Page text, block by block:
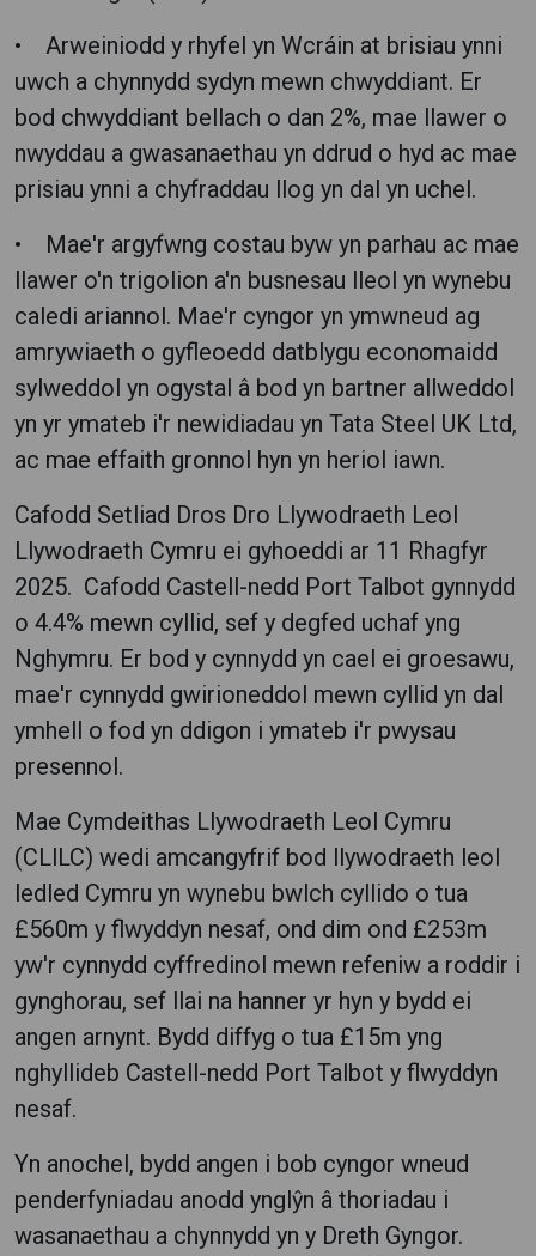
• Arweiniodd y rhyfel yn Wcráin at brisiau ynni
uwch a chynnydd sydyn mewn chwyddiant. Er
bod chwyddiant bellach o dan 2%, mae llawer o
nwyddau a gwasanaethau yn ddrud o hyd ac mae
prisiau ynni a chyfraddau llog yn dal yn uchel.
• Mae'r argyfwng costau byw yn parhau ac mae
llawer o'n trigolion a'n busnesau lleol yn wynebu
caledi ariannol. Mae'r cyngor yn ymwneud ag
amrywiaeth o gyfleoedd datblygu economaidd
sylweddol yn ogystal â bod yn bartner allweddol
yn yr ymateb i'r newidiadau yn Tata Steel UK Ltd,
ac mae effaith gronnol hyn yn heriol iawn.
Cafodd Setliad Dros Dro Llywodraeth Leol
Llywodraeth Cymru ei gyhoeddi ar 11 Rhagfyr
2025. Cafodd Castell-nedd Port Talbot gynnydd
o 4.4% mewn cyllid, sef y degfed uchaf yng
Nghymru. Er bod y cynnydd yn cael ei groesawu,
mae'r cynnydd gwirioneddol mewn cyllid yn dal
ymhell o fod yn ddigon i ymateb i'r pwysau
presennol.
Mae Cymdeithas Llywodraeth Leol Cymru
(CLlLC) wedi amcangyfrif bod llywodraeth leol
ledled Cymru yn wynebu bwlch cyllido o tua
£560m y flwyddyn nesaf, ond dim ond £253m
yw'r cynnydd cyffredinol mewn refeniw a roddir i
gynghorau, sef llai na hanner yr hyn y bydd ei
angen arnynt. Bydd diffyg o tua £15m yng
nghyllideb Castell-nedd Port Talbot y flwyddyn
nesaf.
Yn anochel, bydd angen i bob cyngor wneud
penderfyniadau anodd ynglŷn â thoriadau i
wasanaethau a chynnydd yn y Dreth Gyngor.